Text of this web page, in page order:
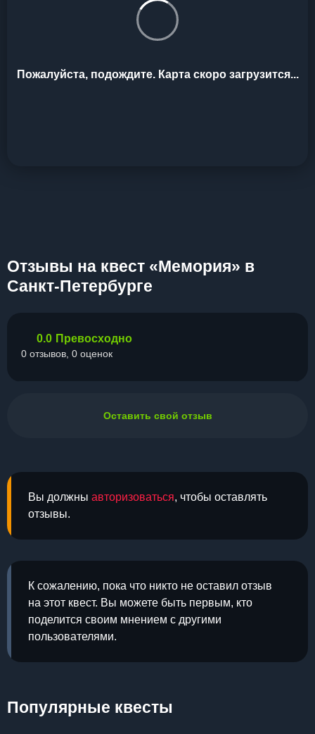
Пожалуйста, подождите. Карта скоро загрузится...
Отзывы на квест «Мемория» в
Санкт-Петербурге
Вы должны авторизоваться, чтобы оставлять
отзывы.
К сожалению, пока что никто не оставил отзыв
на этот квест. Вы можете быть первым, кто
поделится своим мнением с другими
пользователями.
0.0 Превосходно
0 отзывов, 0 оценок
Оставить свой отзыв
Популярные квесты